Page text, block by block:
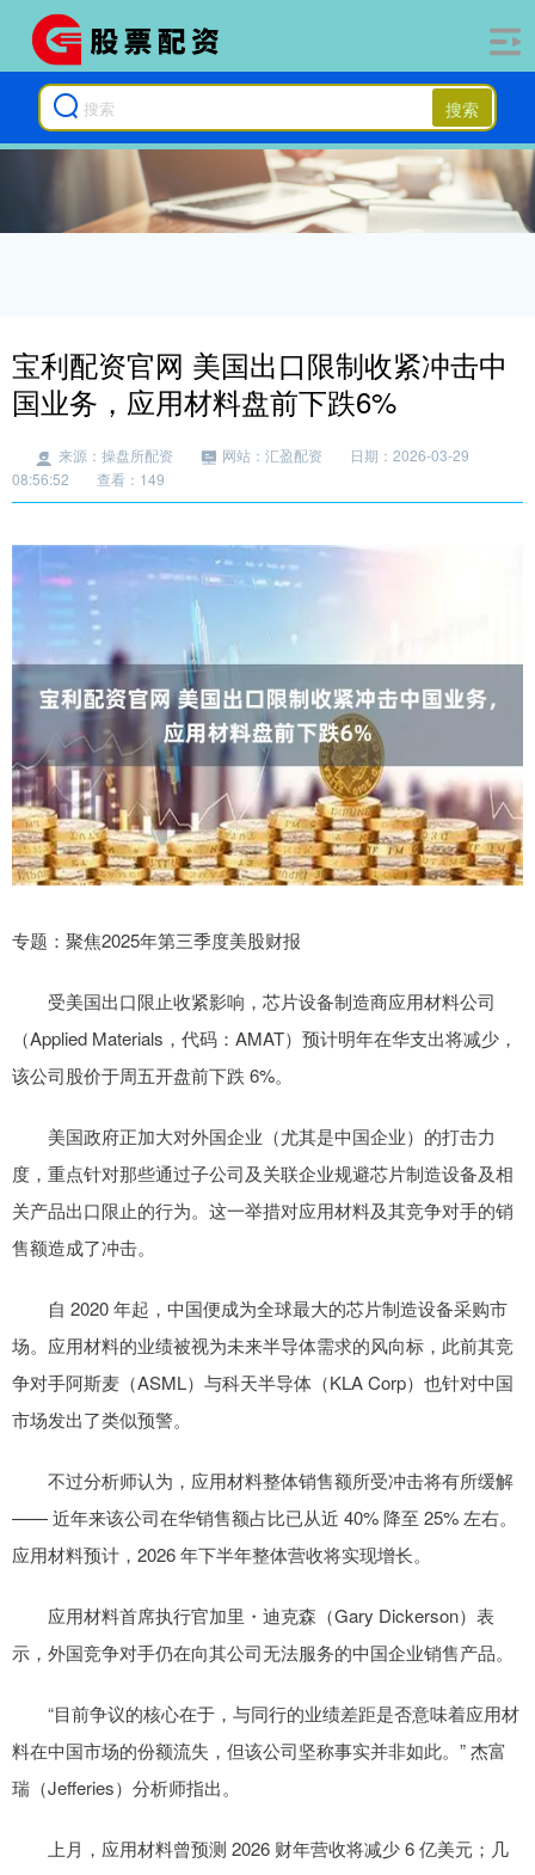
搜索
宝利配资官网 美国出口限制收紧冲击中
国业务，应用材料盘前下跌6%
来源：操盘所配资 网站：汇盈配资
日期：2026-03-29
08:56:52
查看：149
专题：聚焦2025年第三季度美股财报
受美国出口限止收紧影响，芯片设备制造商应用材料公司
（Applied Materials，代码：AMAT）预计明年在华支出将减少，
该公司股价于周五开盘前下跌 6%。
美国政府正加大对外国企业（尤其是中国企业）的打击力
度，重点针对那些通过子公司及关联企业规避芯片制造设备及相
关产品出口限止的行为。这一举措对应用材料及其竞争对手的销
售额造成了冲击。
自 2020 年起，中国便成为全球最大的芯片制造设备采购市
场。应用材料的业绩被视为未来半导体需求的风向标，此前其竞
争对手阿斯麦（ASML）与科天半导体（KLA Corp）也针对中国
市场发出了类似预警。
不过分析师认为，应用材料整体销售额所受冲击将有所缓解
—— 近年来该公司在华销售额占比已从近 40% 降至 25% 左右。
应用材料预计，2026 年下半年整体营收将实现增长。
应用材料首席执行官加里・迪克森（Gary Dickerson）表
示，外国竞争对手仍在向其公司无法服务的中国企业销售产品。
“目前争议的核心在于，与同行的业绩差距是否意味着应用材
料在中国市场的份额流失，但该公司坚称事实并非如此。” 杰富
瑞（Jefferies）分析师指出。
上月，应用材料曾预测 2026 财年营收将减少 6 亿美元；几